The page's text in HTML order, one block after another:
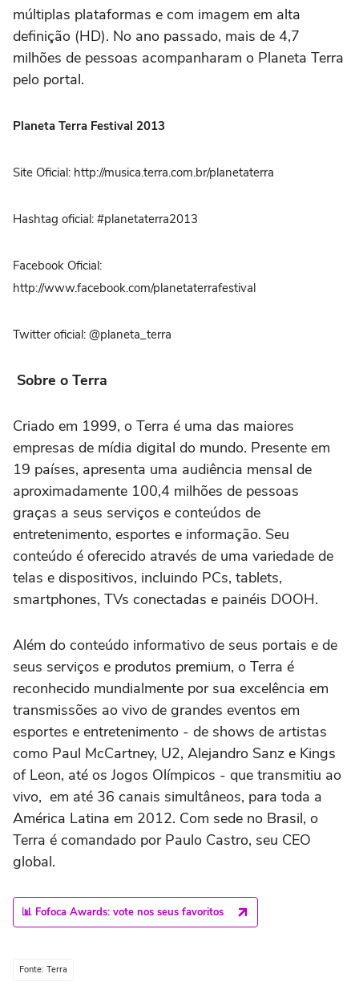
múltiplas plataformas e com imagem em alta
definição (HD). No ano passado, mais de 4,7
milhões de pessoas acompanharam o Planeta Terra
pelo portal.
Planeta Terra Festival 2013
Site Oficial: http://musica.terra.com.br/planetaterra
Hashtag oficial: #planetaterra2013
Facebook Oficial:
http://www.facebook.com/planetaterrafestival
Twitter oficial: @planeta_terra
Sobre o Terra
Criado em 1999, o Terra é uma das maiores
empresas de mídia digital do mundo. Presente em
19 países, apresenta uma audiência mensal de
aproximadamente 100,4 milhões de pessoas
graças a seus serviços e conteúdos de
entretenimento, esportes e informação. Seu
conteúdo é oferecido através de uma variedade de
telas e dispositivos, incluindo PCs, tablets,
smartphones, TVs conectadas e painéis DOOH.
Além do conteúdo informativo de seus portais e de
seus serviços e produtos premium, o Terra é
reconhecido mundialmente por sua excelência em
transmissões ao vivo de grandes eventos em
esportes e entretenimento - de shows de artistas
como Paul McCartney, U2, Alejandro Sanz e Kings
of Leon, até os Jogos Olímpicos - que transmitiu ao
vivo, em até 36 canais simultâneos, para toda a
América Latina em 2012. Com sede no Brasil, o
Terra é comandado por Paulo Castro, seu CEO
global.
📊 Fofoca Awards: vote nos seus favoritos
Fonte: Terra